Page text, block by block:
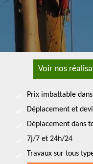
Voir nos
Prix imbattable
Déplacement et
Déplacement dans
7j/7 et 24h/24
Travaux sur tous